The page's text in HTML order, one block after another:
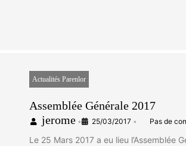
Actualités Parenlor
Assemblée Générale 2017
jerome • 25/03/2017 • Pas de
Le 25 Mars 2017 a eu lieu l’Assemblée